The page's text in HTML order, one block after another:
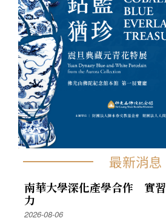
最新消息
南華大學深化產學合作 實
力
2026-08-06